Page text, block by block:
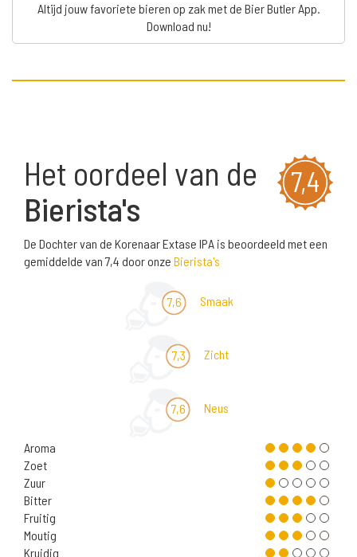
Altijd jouw favoriete bieren op zak met de Bier Butler App.
Download nu!
7,4
Het oordeel van de
Bierista's
De Dochter van de Korenaar Extase IPA is beoordeeld met een
gemiddelde van 7,4 door onze Bierista's
7,6 Smaak
7,3 Zicht
7,6 Neus
Aroma
Zoet
Zuur
Bitter
Fruitig
Moutig
Kruidig